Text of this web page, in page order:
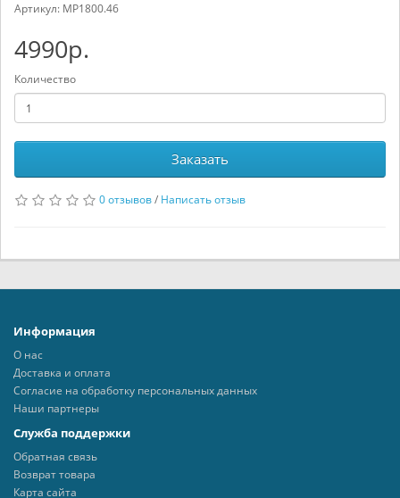
Артикул: MP1800.46
4990р.
Количество
Заказать
0 отзывов/ Написать отзыв
Информация
О нас
Доставка и оплата
Согласие на обработку персональных данных
Наши партнеры
Служба поддержки
Обратная связь
Возврат товара
Карта сайта